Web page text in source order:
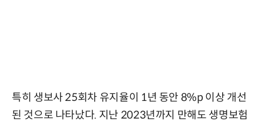
특히 생보사 25회차 유지율이 1년 동안 8%p 이상 개선
된 것으로 나타났다. 지난 2023년까지 만해도 생명보험